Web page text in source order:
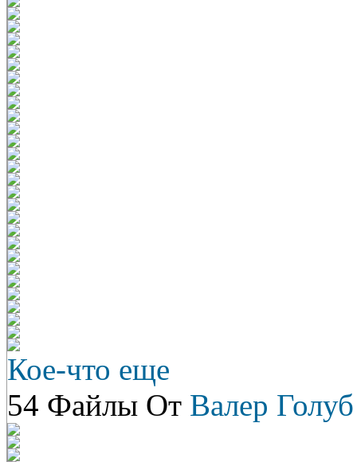
Кое-что еще
54 Файлы От Валер Голуб